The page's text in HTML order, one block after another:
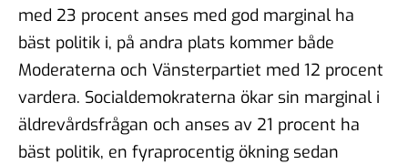
med 23 procent anses med god marginal ha
bäst politik i, på andra plats kommer både
Moderaterna och Vänsterpartiet med 12 procent
vardera. Socialdemokraterna ökar sin marginal i
äldrevårdsfrågan och anses av 21 procent ha
bäst politik, en fyraprocentig ökning sedan